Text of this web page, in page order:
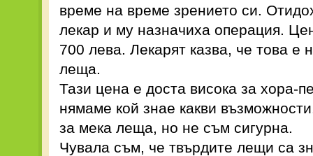
време на време зрението си.
лекар и му назначиха операция.
700 лева. Лекарят казва, че това е
леща.
Тази цена е доста висока за хора-
нямаме кой знае какви
за мека леща, но не съм сигурна.
Чувала съм, че твърдите лещи са